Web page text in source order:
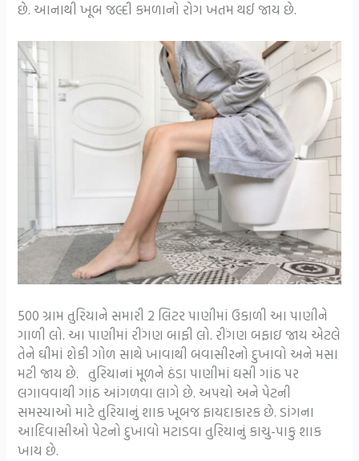
છે. આનાથી ખૂબ જલ્દી કમળાનો રોગ ખતમ થઈ જાય છે.
500 ગ્રામ તુરિયાને સમારી 2 લિટર પાણીમાં ઉકાળી આ પાણીને
ગાળી લો. આ પાણીમાં રીંગણ બાફી લો. રીંગણ બફાઇ જાય એટલે
તેને ઘીમાં શેકી ગોળ સાથે ખાવાથી બવાસીરનો દુખાવો અને મસા
મટી જાય છે. તુરિયાનાં મૂળને ઠંડા પાણીમાં ઘસી ગાંઠ પર
લગાવવાથી ગાંઠ આંગળવા લાગે છે. અપચો અને પેટની
સમસ્યાઓ માટે તુરિયાનું શાક ખૂબજ ફાયદાકારક છે. ડાંગના
આદિવાસીઓ પેટનો દુખાવો મટાડવા તુરિયાનું કાચુ-પાકુ શાક
ખાય છે.